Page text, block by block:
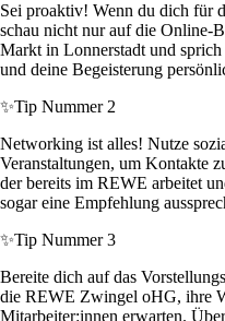
Sei proaktiv! Wenn du dich für
schau nicht nur auf die Online-
Markt in Lonnerstadt und
und deine Begeisterung
✨Tip Nummer 2
Networking ist alles! Nutze
Veranstaltungen, um Kontakte
der bereits im REWE arbeitet
sogar eine Empfehlung
✨Tip Nummer 3
Bereite dich auf das
die REWE Zwingel oHG, ihre
Mitarbeiter:innen erwarten.